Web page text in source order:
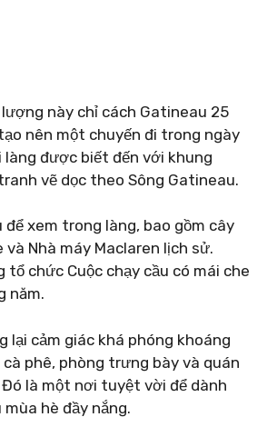
này chỉ cách Gatineau 25
nên một chuyến đi trong ngày
làng được biết đến với khung
vẽ dọc theo Sông Gatineau.
để xem trong làng, bao gồm cây
và Nhà máy Maclaren lịch sử.
tổ chức Cuộc chạy cầu có mái che
năm.
lại cảm giác khá phóng khoáng
phê, phòng trưng bày và quán
là một nơi tuyệt vời để dành
hè đầy nắng.